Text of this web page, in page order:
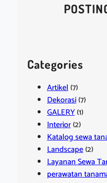
Categories
Artikel(7)
Dekorasi(7)
GALERY(1)
Interior(2)
Katalog sewa
Landscape(2)
Layanan Sewa
perawatan